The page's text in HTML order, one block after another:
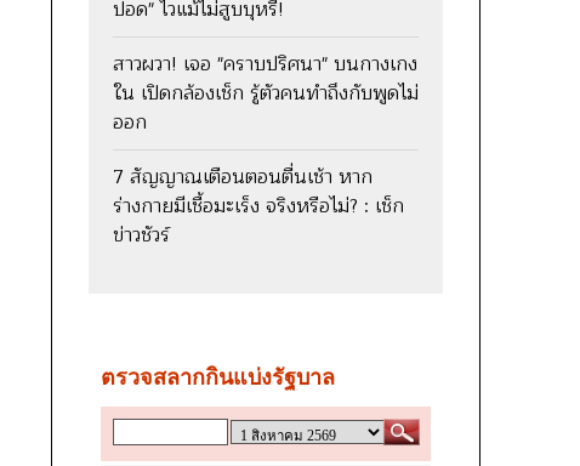
ปอด" ไวแม้ไม่สูบบุหรี่!
สาวผวา! เจอ "คราบปริศนา" บนกางเกง
ใน เปิดกล้องเช็ก รู้ตัวคนทำถึงกับพูดไม่
ออก
7 สัญญาณเตือนตอนตื่นเช้า หาก
ร่างกายมีเชื้อมะเร็ง จริงหรือไม่? : เช็ก
ข่าวชัวร์